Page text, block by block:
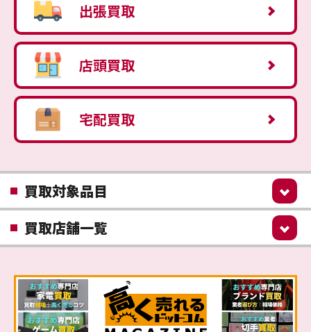
出張買取
店頭買取
宅配買取
買取対象品目
買取店舗一覧